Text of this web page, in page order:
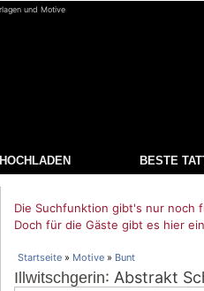
und Motive
BESTE
Die Suchfunktion gibt's nur noch
Doch für die Gäste gibt es hier
Startseite » Motive » Bunt
Illwitschgerin: Abstrakt